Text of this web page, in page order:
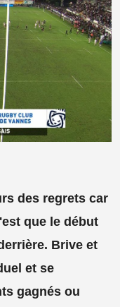
des regrets car
que le début
Brive et
et se
gagnés ou